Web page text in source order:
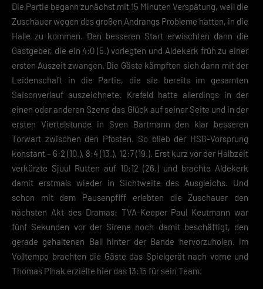
Die Partie begann zunächst mit 15 Minuten Verspätung, weil die
Zuschauer wegen des großen Andrangs Probleme hatten, in die
Halle zu kommen. Den besseren Start erwischten dann die
Gastgeber, die ein 4:0 (5.) vorlegten und Aldekerk früh zu einer
ersten Auszeit zwangen. Die Gäste kämpften sich dann mit der
Leidenschaft in die Partie, die sie bereits im gesamten
Saisonverlauf auszeichnete. Krefeld hatte allerdings in der
einen oder anderen Szene das Glück auf seiner Seite und in der
ersten Viertelstunde in Sven Bartmann den klar besseren
Torwart zwischen den Pfosten. So blieb der HSG-Vorsprung
konstant – 6:2 (10.), 8:4 (13.), 12:7 (19.). Erst kurz vor der Halbzeit
verkürzte Sjuul Rutten auf 10:12 (26.) und brachte Aldekerk
damit erstmals wieder in Sichtweite des Ausgleichs. Und
schon mit dem Pausenpfiff erlebten die Zuschauer den
nächsten Akt des Dramas: TVA-Keeper Paul Keutmann war
fünf Sekunden vor der Sirene noch damit beschäftigt, den
gerade gehaltenen Ball hinter der Bande hervorzuholen. Im
Volltempo brachten die Gäste das Spielgerät nach vorne und
Thomas Plhak erzielte hier das 13:15 für sein Team.